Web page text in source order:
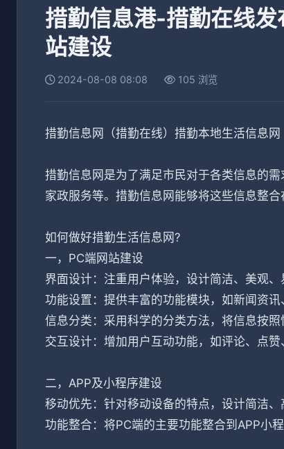
措勤信息港-措勤在线
站建设
2024-08-08 08:08 105 浏览
措勤信息网（措勤在线）措勤本地生活信息网
措勤信息网是为了满足市民对于各类信息的
家政服务等。措勤信息网能够将这些信息整
如何做好措勤生活信息网?
一，PC端网站建设
界面设计：注重用户体验，设计简洁、美观、
功能设置：提供丰富的功能模块，如新闻资
信息分类：采用科学的分类方法，将信息按
交互设计：增加用户互动功能，如评论、点赞
二，APP及小程序建设
移动优先：针对移动设备的特点，设计简洁、
功能整合：将PC端的主要功能整合到APP小